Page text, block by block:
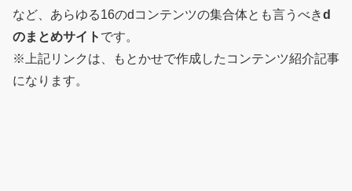
など、あらゆる16のdコンテンツの集合体とも言うべきd
のまとめサイト です。
※上記リンクは、もとかせで作成したコンテンツ紹介記事
になります。